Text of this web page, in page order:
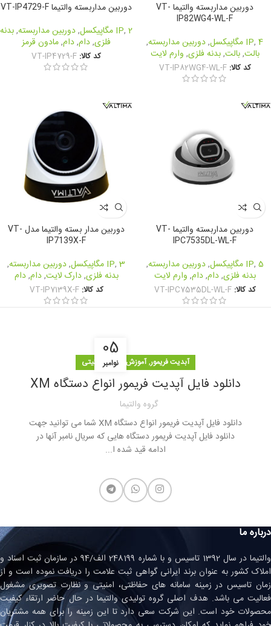
دوربین مداربسته والتیما VT-
IP82WG4-WL-F
IP, 4 مگاپیکسل ,دوربین مداربسته,
بالت,بالت,بدنه فلزی, وارم لایت
کد کالا:VT-IP82WG4-WL-F
دوربین مداربسته والتیما VT-IP4729-F
IP, 2 مگاپیکسل ,دوربین مداربسته,بدنه
فلزی,دام,دام,مادون قرمز
کد کالا: VT-IP4729-F
دوربین مداربسته والتیما VT-
IPC7535DL-WL-F
IP, 5 مگاپیکسل ,دوربین مداربسته,
بدنه فلزی,دام,دام, وارم لایت
کد کالا:VT-IPC7535DL-WL-F
دوربین مدار بسته والتیما مدل VT-
IP7139X-F
IP, 3 مگاپیکسل ,دوربین مداربسته,
بدنه فلزی,دارک لایت,دام,دام
کد کالا:VT-IP7139X-F
05
نوامبر آبدیت فریمور,آموزش سیستم امنیتی
دانلود فایل آپدیت فریمور انواع دستگاه XM
گروه والتیما
دانلود فایل آپدیت فریمور انواع دستگاه XM شما می توانید جهت
دانلود فایل آپدیت فریمور دستگاه هایی که سریال نامبر آنها در
ادامه قید شده ا...
درباره ما
والتیما در سال 1392 تاسیس و با شماره 248199 الف/94 در سازمان ثبت اسناد و
املاک کشور به عنوان برند ایرانی گواهی ثبت علامت را دریافت نموده است و از
زمان تاسیس در زمینه سامانه های حفاظتی، امنیتی و نظارت تصویری مشغول
فعالیت می باشد. هدف اصلی گروه تولیدی والتیما در حال حاضر ارتقاء کیفیت
محصولات خود است. این شرکت سعی دارد تا این زمینه را برای همه مشتریان